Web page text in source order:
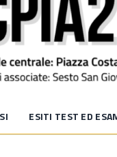
ESITI TEST ED